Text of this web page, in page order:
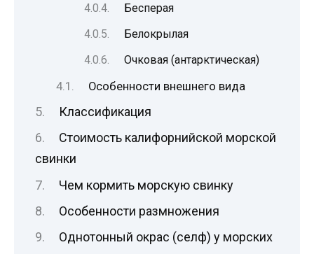
Бесперая
Белокрылая
Очковая (антарктическая)
Особенности внешнего вида
Классификация
Стоимость калифорнийской морской
свинки
Чем кормить морскую свинку
Особенности размножения
Однотонный окрас (селф) у морских